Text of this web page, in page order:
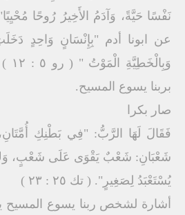
عن ابونا أدم "بِإِنْسَانٍ وَاحِدٍ
بربنا يسوع المسيح.
صار بكرا
فَقَالَ لَهَا الرَّبُّ: "فِي بَطْنِكِ
شَعْبَانِ: شَعْبٌ يَقْوَى عَلَى شَعْبٍ،
يُسْتَعْبَدُ لِصَغِيرٍ". ( تك ٢٥ : ٢٣ )
أشارة لشخص ربنا يسوع المسيح